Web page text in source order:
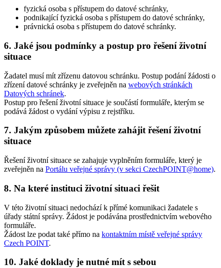
fyzická osoba s přístupem do datové schránky,
podnikající fyzická osoba s přístupem do datové schránky,
právnická osoba s přístupem do datové schránky.
6. Jaké jsou podmínky a postup pro řešení životní
situace
Žadatel musí mít zřízenu datovou schránku. Postup podání žádosti o
zřízení datové schránky je zveřejněn na webových stránkách
Datových schránek.
Postup pro řešení životní situace je součástí formuláře, kterým se
podává žádost o vydání výpisu z rejstříku.
7. Jakým způsobem můžete zahájit řešení životní
situace
Řešení životní situace se zahajuje vyplněním formuláře, který je
zveřejněn na Portálu veřejné správy (v sekci CzechPOINT@home).
8. Na které instituci životní situaci řešit
V této životní situaci nedochází k přímé komunikaci žadatele s
úřady státní správy. Žádost je podávána prostřednictvím webového
formuláře.
Žádost lze podat také přímo na kontaktním místě veřejné správy
Czech POINT.
10. Jaké doklady je nutné mít s sebou